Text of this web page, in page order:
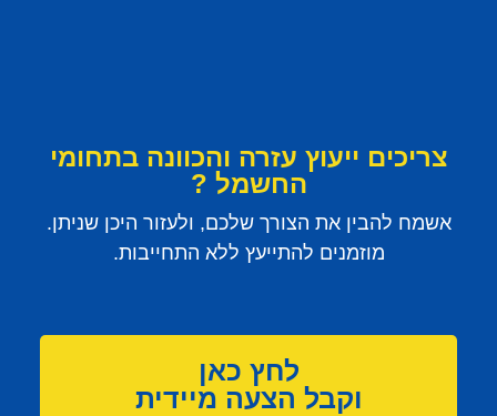
צריכים ייעוץ עזרה והכוונה בתחומי
החשמל ?
אשמח להבין את הצורך שלכם, ולעזור היכן שניתן.
מוזמנים להתייעץ ללא התחייבות.
לחץ כאן
וקבל הצעה מיידית